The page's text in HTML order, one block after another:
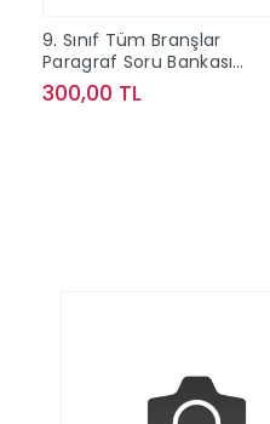
9. Sınıf Tüm Branşlar
Paragraf Soru Bankası
Editör Yayınları
300,00 TL